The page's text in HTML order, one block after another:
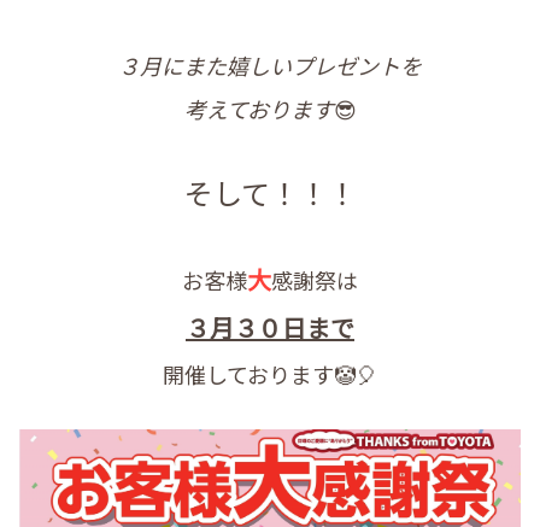
３月にまた嬉しいプレゼントを
考えております😎
そして！！！
お客様大感謝祭は
３月３０日まで
開催しております🤡🎈